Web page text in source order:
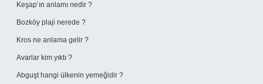
Keşap’ın anlamı nedir ?
Bozköy plaji nerede ?
Kros ne anlama gelir ?
Avarlar kim yıktı ?
Abguşt hangi ülkenin yemeğidir ?